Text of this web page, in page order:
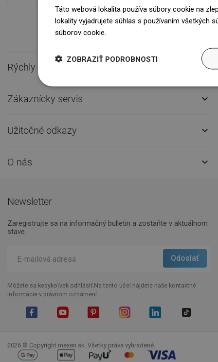
Rýchly kontakt 
Zákaznícky servis 
Užitočné odkazy 
O nás 
Newsletter
Zaregistrujte sa na informačný bulletin a zostaňte v aktuálnom
stave.
Môžete sa kedykoľvek odhlásiť.Na tento účel nájdete naše kontaktné
informácie v právnom oznámení.
2026 © Copyright mexen.sk. Všetky práva vyhradené.
Táto webová lokalita používa súbory cookie na
lokality vyjadrujete súhlas s používaním všetkých
súborov cookie.
ZOBRAZIŤ PODROBNOSTI